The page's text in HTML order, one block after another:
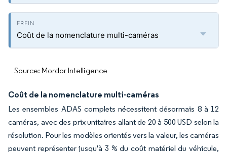
Coût de la nomenclature multi-caméras
Source: Mordor Intelligence
Coût de la nomenclature multi-caméras
Les ensembles ADAS complets nécessitent désormais 8 à 12
caméras, avec des prix unitaires allant de 20 à 500 USD selon la
résolution. Pour les modèles orientés vers la valeur, les caméras
peuvent représenter jusqu'à 3 % du coût matériel du véhicule,